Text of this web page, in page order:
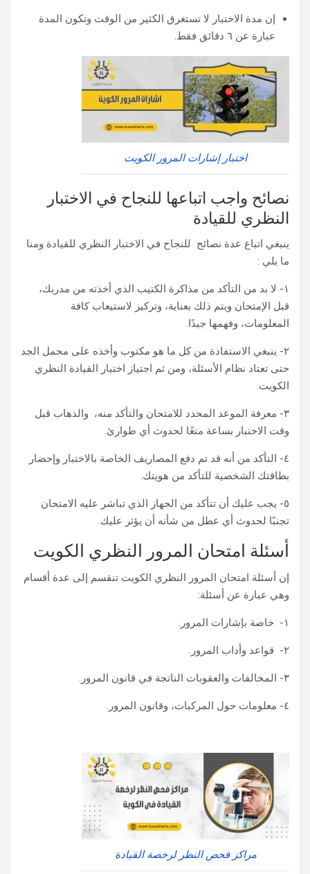
إن مدة الاختبار لا تستغرق الكثير من الوقت وتكون المدة
عبارة عن ٦ دقائق فقط.
اختبار إشارات المرور الكويت
نصائح واجب اتباعها للنجاح في الاختبار
النظري للقيادة
ينبغي اتباع عدة نصائح للنجاح في الاختبار النظري للقيادة ومنا
ما يلي :
١- لا بد من التأكد من مذاكرة الكتيب الذي أخذته من مدربك،
قبل الإمتحان ويتم ذلك بعناية، وتركيز لاستيعاب كافة
المعلومات، وفهمها جيدًا.
٢- ينبغي الاستفادة من كل ما هو مكتوب وأخذه على محمل الجد
حتى تعتاد نظام الأسئلة، ومن ثم اجتياز اختبار القيادة النظري
الكويت.
٣- معرفة الموعد المحدد للامتحان والتأكد منه، والذهاب قبل
وقت الاختبار بساعة منعًا لحدوث أي طوارئ.
٤- التأكد من أنه قد تم دفع المصاريف الخاصة بالاختبار وإحضار
بطاقتك الشخصية للتأكد من هويتك.
٥- يجب عليك أن تتأكد من الجهاز الذي تباشر عليه الامتحان
تجنبًا لحدوث أي عطل من شأنه أن يؤثر عليك.
أسئلة امتحان المرور النظري الكويت
إن أسئلة امتحان المرور النظري الكويت تنقسم إلى عدة أقسام
وهي عبارة عن أسئلة:
١- خاصة بإشارات المرور.
٢- قواعد وأداب المرور.
٣- المخالفات والعقوبات الناتجة في قانون المرور.
٤- معلومات حول المركبات، وقانون المرور.
مراكز فحص النظر لرخصة القيادة